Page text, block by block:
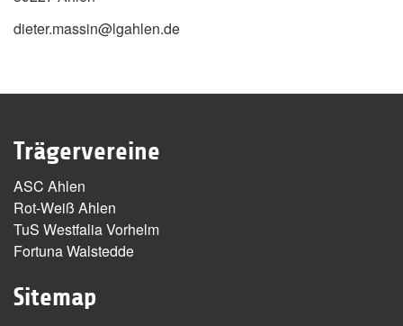
dieter.massin@lgahlen.de
Trägervereine
ASC Ahlen
Rot-Weiß Ahlen
TuS Westfalia Vorhelm
Fortuna Walstedde
Sitemap